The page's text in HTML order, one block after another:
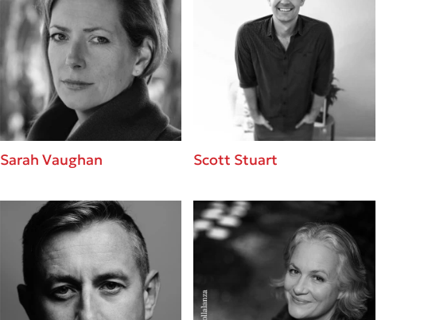
Sarah Vaughan Scott Stuart